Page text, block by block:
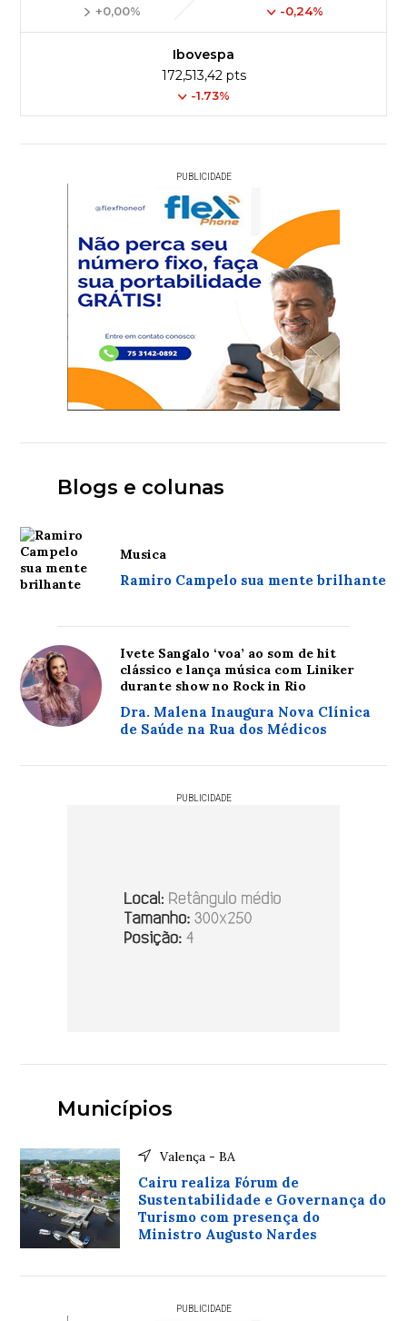
+0,00% -0,24%
Ibovespa
172,513,42 pts
-1.73%
PUBLICIDADE
Blogs e colunas
Musica
Ramiro Campelo sua mente brilhante
Ivete Sangalo ‘voa’ ao som de hit
clássico e lança música com Liniker
durante show no Rock in Rio
Dra. Malena Inaugura Nova Clínica
de Saúde na Rua dos Médicos
PUBLICIDADE
Municípios
Valença - BA
Cairu realiza Fórum de
Sustentabilidade e Governança do
Turismo com presença do
Ministro Augusto Nardes
PUBLICIDADE